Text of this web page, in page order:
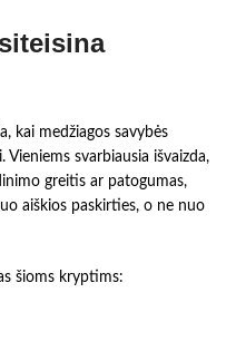
kai medžiagos savybės
svarbiausia išvaizda,
greitis ar patogumas,
aiškios paskirties, o ne nuo
šioms kryptims: